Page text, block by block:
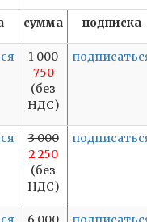
сумма подписка
1 000
750
(без
НДС)
3 000
2 250
(без
НДС)